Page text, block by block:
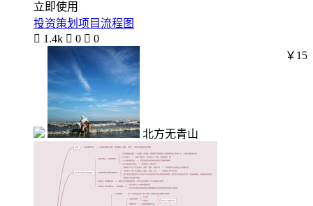
立即使用
投资策划项目流程图
 1.4k  0  0
北方无青山
￥15